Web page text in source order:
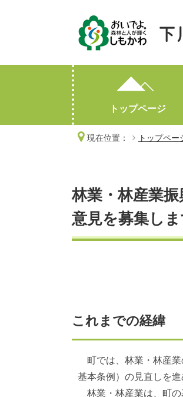
トップページ
オープンデータ
現在位置： トップペー
林業・林産業
意見を募集しま
これまでの経緯
町では、林業・林産業
基本条例）の見直しを進
林業・林産業は、町の